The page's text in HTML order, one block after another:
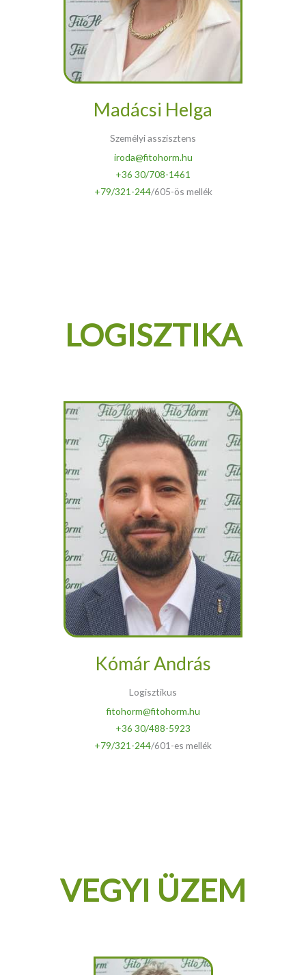
Madácsi Helga
Személyi asszisztens
iroda@fitohorm.hu
+36 30/708-1461
+79/321-244/605-ös mellék
LOGISZTIKA
Kómár András
Logisztikus
fitohorm@fitohorm.hu
+36 30/488-5923
+79/321-244/601-es mellék
VEGYI ÜZEM